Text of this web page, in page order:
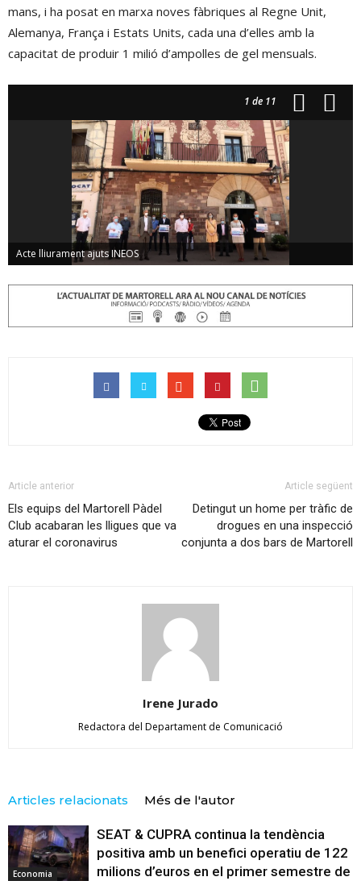
mans, i ha posat en marxa noves fàbriques al Regne Unit,
Alemanya, França i Estats Units, cada una d’elles amb la
capacitat de produir 1 milió d’ampolles de gel mensuals.
1 de 11
Acte lliurament ajuts INEOS
Article anterior
Els equips del Martorell Pàdel
Club acabaran les lligues que va
aturar el coronavirus
Article següent
Detingut un home per tràfic de
drogues en una inspecció
conjunta a dos bars de Martorell
Irene Jurado
Redactora del Departament de Comunicació
Articles relacionats Més de l'autor
Economia
SEAT & CUPRA continua la tendència
positiva amb un benefici operatiu de 122
milions d’euros en el primer semestre de